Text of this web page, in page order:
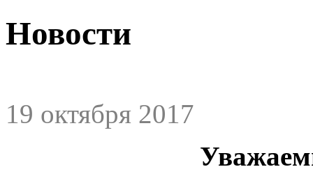
Новости
19 октября 2017